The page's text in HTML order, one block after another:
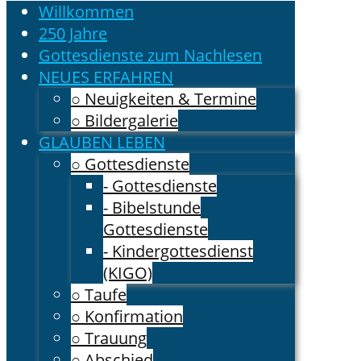
Willkommen
250 Jahre
Gottesdienste zum Nachlesen
NEUES ERFAHREN
○ Neuigkeiten & Termine
○ Bildergalerie
GLAUBEN LEBEN
○ Gottesdienste
- Gottesdienste
- Bibelstunde
Gottesdienste
- Kindergottesdienst
(KIGO)
○ Taufe
○ Konfirmation
○ Trauung